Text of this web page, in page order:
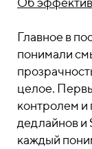
Главное в
понимали
целое.
контролем и
дедлайнов и
каждый